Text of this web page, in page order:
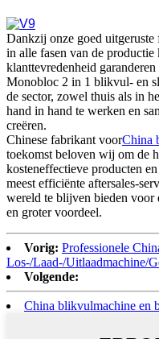
Dankzij onze goed uitgeruste
in alle fasen van de
klanttevredenheid
Monobloc 2 in 1 blikvul- en
de sector, zowel thuis als in
hand in hand te werken en
creëren.
Chinese fabrikant voorChina
toekomst beloven wij om de
kosteneffectieve producten
meest efficiënte aftersales-
wereld te blijven bieden voor
en groter voordeel.
Vorig: Professionele
Los-/Laad-/Uitlaadmachine/
Volgende:
China blikvulmachine en